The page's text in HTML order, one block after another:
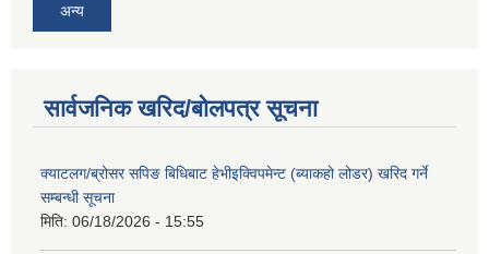
अन्य
सार्वजनिक खरिद/बोलपत्र सूचना
क्याटलग/ब्रोसर सपिङ बिधिबाट हेभीइक्विपमेन्ट (ब्याकहो लोडर) खरिद गर्ने
सम्बन्धी सूचना
मिति: 06/18/2026 - 15:55